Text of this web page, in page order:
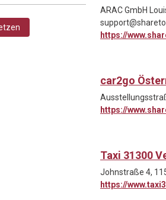
ARAC GmbH
https://
car2go
https://
Taxi 31300
Johnstraße 4,
https://